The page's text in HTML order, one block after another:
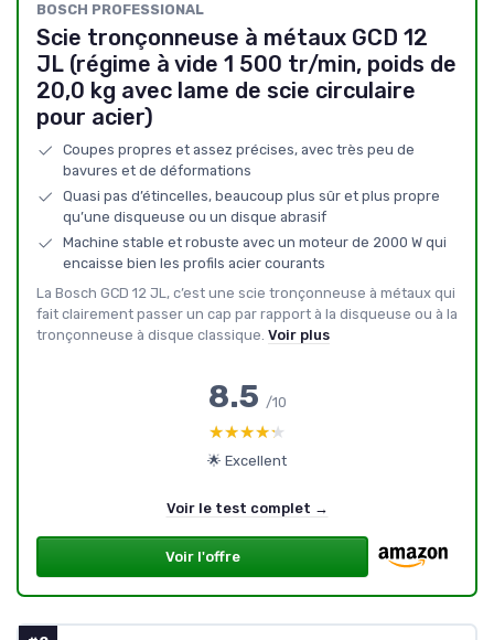
BOSCH PROFESSIONAL
Scie tronçonneuse à métaux GCD 12
JL (régime à vide 1 500 tr/min, poids de
20,0 kg avec lame de scie circulaire
pour acier)
Coupes propres et assez précises, avec très peu de
bavures et de déformations
Quasi pas d’étincelles, beaucoup plus sûr et plus propre
qu’une disqueuse ou un disque abrasif
Machine stable et robuste avec un moteur de 2000 W qui
encaisse bien les profils acier courants
La Bosch GCD 12 JL, c’est une scie tronçonneuse à métaux qui
fait clairement passer un cap par rapport à la disqueuse ou à la
tronçonneuse à disque classique. Voir plus
8.5 /10
★★★★★
★★★★★
🌟 Excellent
Voir le test complet →
Voir l'offre